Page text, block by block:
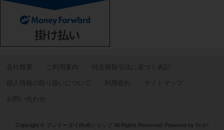
会社概要 ご利用案内 特定商取引法に基づく表記
個人情報の取り扱いについて 利用規約 サイトマップ
お問い合わせ
Copyright © フンドーダイBtoBショップ All Rights Reserved. Powered by Bcart